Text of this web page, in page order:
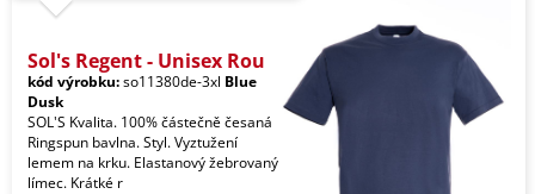
Sol's Regent - Unisex Rou
kód výrobku:so11380de-3xl Blue
Dusk
SOL'S Kvalita. 100% částečně česaná
Ringspun bavlna. Styl. Vyztužení
lemem na krku. Elastanový žebrovaný
límec. Krátké r